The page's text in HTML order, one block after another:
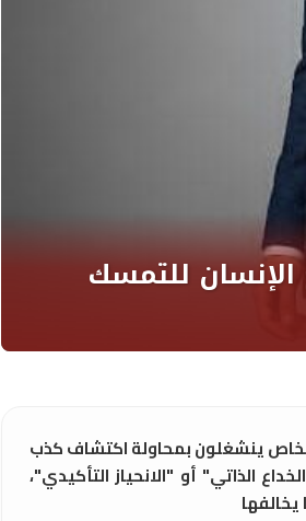
ينشغلون بمحاولة اكتشاف كذب
الذاتي" أو "الانحياز التأكيدي"،